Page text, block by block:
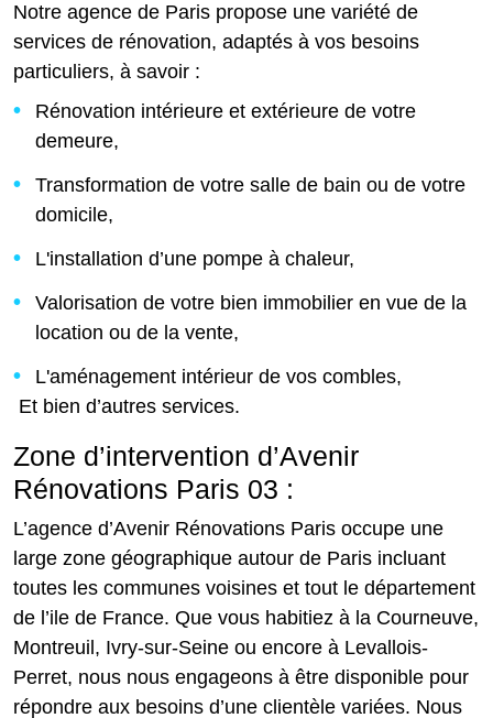
Notre agence de Paris propose une variété de
services de rénovation, adaptés à vos besoins
particuliers, à savoir :
Rénovation intérieure et extérieure de votre
demeure,
Transformation de votre salle de bain ou de votre
domicile,
L'installation d’une pompe à chaleur,
Valorisation de votre bien immobilier en vue de la
location ou de la vente,
L'aménagement intérieur de vos combles,
Et bien d’autres services.
Zone d’intervention d’Avenir
Rénovations Paris 03 :
L’agence d’Avenir Rénovations Paris occupe une
large zone géographique autour de Paris incluant
toutes les communes voisines et tout le département
de l’ile de France. Que vous habitiez à la Courneuve,
Montreuil, Ivry-sur-Seine ou encore à Levallois-
Perret, nous nous engageons à être disponible pour
répondre aux besoins d’une clientèle variées. Nous